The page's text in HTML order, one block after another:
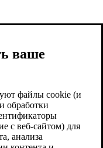
ваше
файлы cookie (и
обработки
с веб-сайтом) для
анализа